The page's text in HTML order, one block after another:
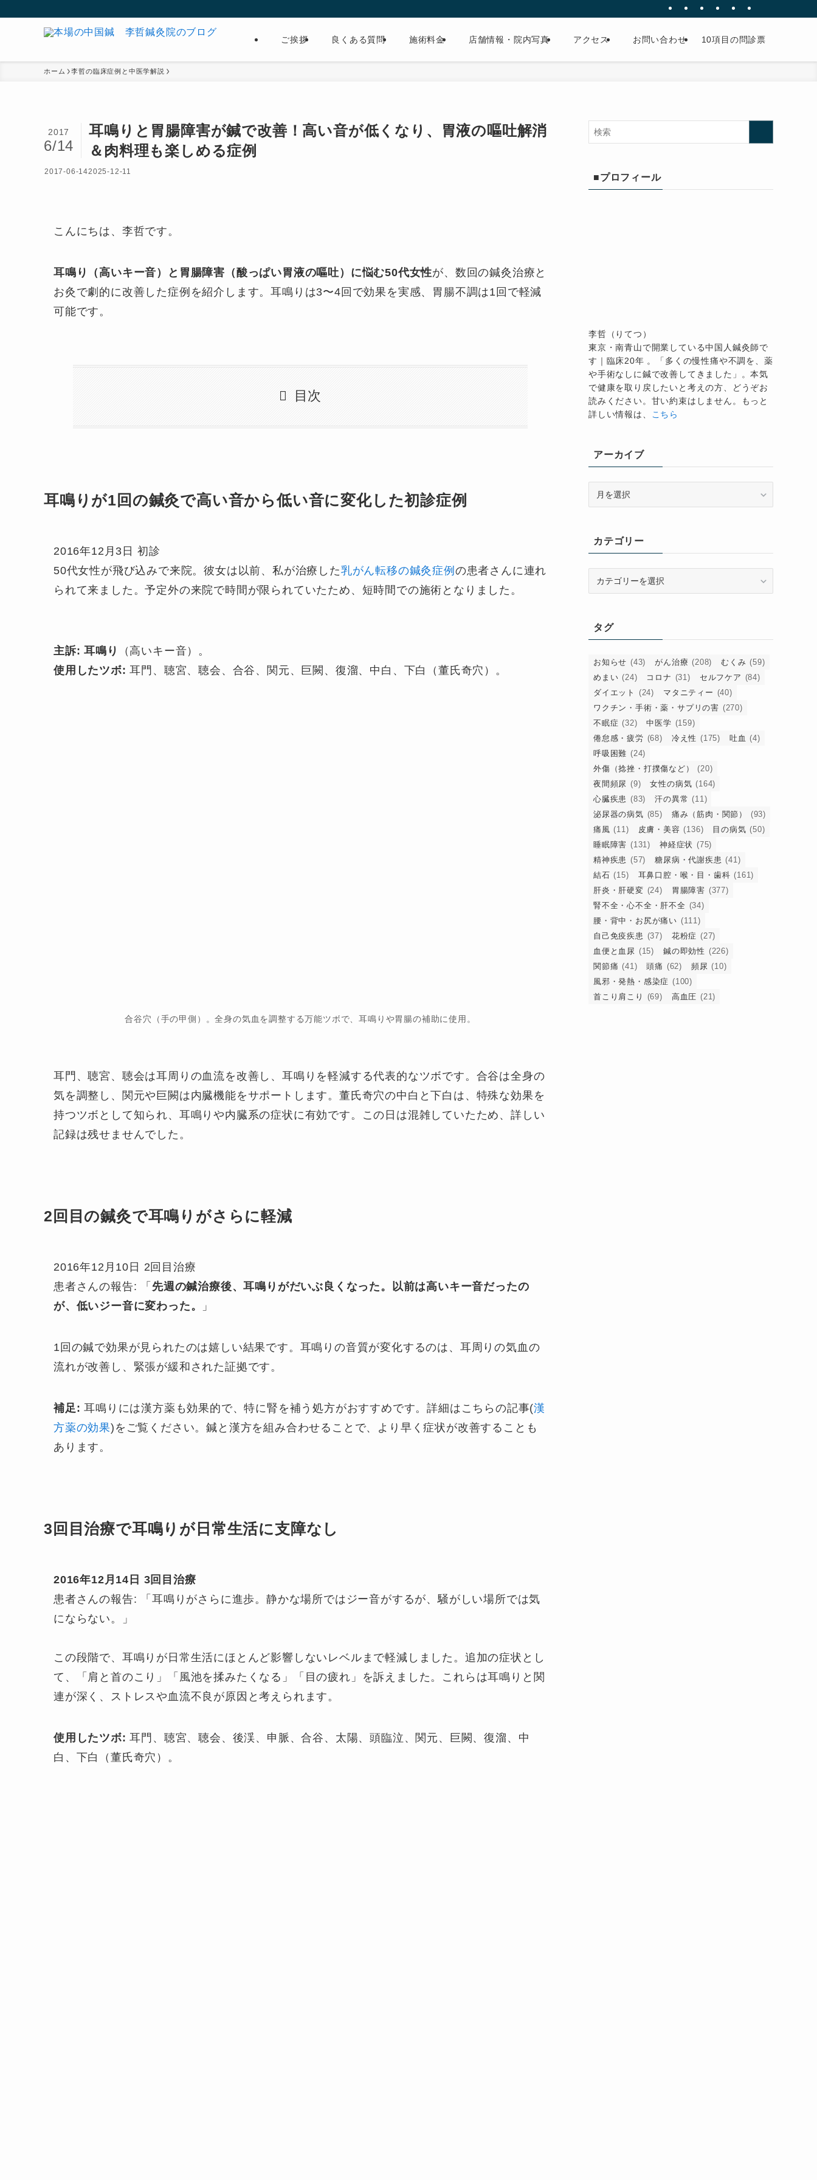
ご挨拶 良くある質問 施術料金 店舗情報・院内写真 アクセス お問い合わせ 10項目の問診票
ホーム 李哲の臨床症例と中医学解説
耳鳴りと胃腸障害が鍼で改善！高い音が低くなり、胃液の嘔吐解消
＆肉料理も楽しめる症例
2017
6/14
2017-06-142025-12-11
こんにちは、李哲です。
耳鳴り（高いキー音）と胃腸障害（酸っぱい胃液の嘔吐）に悩む50代女性が、数回の鍼灸治療と
お灸で劇的に改善した症例を紹介します。耳鳴りは3〜4回で効果を実感、胃腸不調は1回で軽減
可能です。
目次
耳鳴りが1回の鍼灸で高い音から低い音に変化した初診症例
2016年12月3日 初診
50代女性が飛び込みで来院。彼女は以前、私が治療した乳がん転移の鍼灸症例 の患者さんに連れ
られて来ました。予定外の来院で時間が限られていたため、短時間での施術となりました。
主訴: 耳鳴り
（高いキー音）。
使用したツボ:耳門、聴宮、聴会、合谷、関元、巨闕、復溜、中白、下白（董氏奇穴）。
合谷穴（手の甲側）。全身の気血を調整する万能ツボで、耳鳴りや胃腸の補助に使用。
耳門、聴宮、聴会は耳周りの血流を改善し、耳鳴りを軽減する代表的なツボです。合谷は全身の
気を調整し、関元や巨闕は内臓機能をサポートします。董氏奇穴の中白と下白は、特殊な効果を
持つツボとして知られ、耳鳴りや内臓系の症状に有効です。この日は混雑していたため、詳しい
記録は残せませんでした。
2回目の鍼灸で耳鳴りがさらに軽減
2016年12月10日 2回目治療
患者さんの報告: 「 先週の鍼治療後、耳鳴りがだいぶ良くなった。以前は高いキー音だったの
が、低いジー音に変わった。
」
1回の鍼で効果が見られたのは嬉しい結果です。耳鳴りの音質が変化するのは、耳周りの気血の
流れが改善し、緊張が緩和された証拠です。
補足: 耳鳴りには漢方薬も効果的で、特に腎を補う処方がおすすめです。詳細はこちらの記事(漢
方薬の効果)をご覧ください。鍼と漢方を組み合わせることで、より早く症状が改善することも
あります。
3回目治療で耳鳴りが日常生活に支障なし
2016年12月14日 3回目治療
患者さんの報告: 「耳鳴りがさらに進歩。静かな場所ではジー音がするが、騒がしい場所では気
にならない。」
この段階で、耳鳴りが日常生活にほとんど影響しないレベルまで軽減しました。追加の症状とし
て、「肩と首のこり」「風池を揉みたくなる」「目の疲れ」を訴えました。これらは耳鳴りと関
連が深く、ストレスや血流不良が原因と考えられます。
使用したツボ:耳門、聴宮、聴会、後渓、申脈、合谷、太陽、頭臨泣、関元、巨闕、復溜、中
白、下白（董氏奇穴）。
■プロフィール
李哲（りてつ）
東京・南青山で開業している中国人鍼灸師で
す｜臨床20年 。「多くの慢性痛や不調を、薬
や手術なしに鍼で改善してきました」。本気
で健康を取り戻したいと考えの方、どうぞお
読みください。甘い約束はしません。もっと
詳しい情報は、 こちら
アーカイブ
ブカテゴリー
ータグ
お知らせ (43) がん治療 (208) むくみ (59)
めまい (24) コロナ (31) セルフケア (84)
ダイエット
(24) マタニティー (40)
ワクチン・手術・薬・サプリの害 (270)
不眠症 (32) 中医学 (159)
倦怠感・疲労 (68) 冷え性 (175) 吐血 (4)
呼吸困難 (24)
外傷（捻挫・打撲傷など）
(20)
夜間頻尿 (9) 女性の病気 (164)
心臓疾患 (83) 汗の異常 (11)
泌尿器の病気 (85) 痛み（筋肉・関節）
(93)
痛風 (11) 皮膚・美容 (136) 目の病気 (50)
睡眠障害 (131) 神経症状 (75)
精神疾患 (57) 糖尿病・代謝疾患 (41)
結石 (15) 耳鼻口腔・喉・目・歯科 (161)
肝炎・肝硬変 (24) 胃腸障害 (377)
腎不全・心不全・肝不全 (34)
腰・背中・お尻が痛い (111)
自己免疫疾患 (37) 花粉症 (27)
血便と血尿 (15) 鍼の即効性 (226)
関節痛 (41) 頭痛 (62) 頻尿 (10)
風邪・発熱・感染症 (100)
首こり肩こり
(69) 高血圧 (21)